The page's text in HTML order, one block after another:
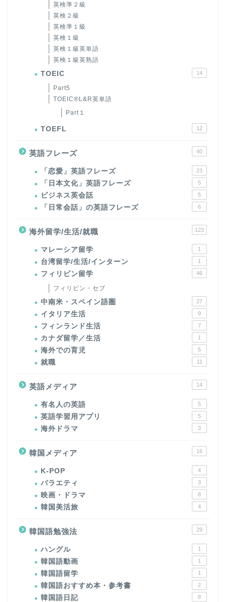
英検準２級
英検２級
英検準１級
英検１級
英検１級英単語
英検１級英熟語
TOEIC 14
Part5
TOEIC®L&R英単語
Part１
TOEFL 12
英語フレーズ 40
「恋愛」英語フレーズ 23
「日本文化」英語フレーズ 5
ビジネス英会話 5
「日常会話」の英語フレーズ 6
海外留学/生活/就職 123
マレーシア留学 1
台湾留学/生活/インターン 1
フィリピン留学 46
フィリピン・セブ
中南米・スペイン語圏 27
イタリア生活 9
フィンランド生活 7
カナダ留学／生活 1
海外での育児 5
就職 11
英語メディア 14
有名人の英語 5
英語学習用アプリ 5
海外ドラマ 3
韓国メディア 16
K-POP 4
バラエティ 3
映画・ドラマ 8
韓国美活旅 4
韓国語勉強法 29
ハングル 1
韓国語動画 1
韓国語留学 1
韓国語おすすめ本・参考書 2
韓国語日記 8